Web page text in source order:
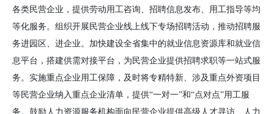
各类民营企业，提供劳动用工咨询、招聘信息发布、用工指导等均
等化服务。组织开展民营企业线上线下专场招聘活动，推动招聘服
务进园区、进企业。加快建设全省集中的就业信息资源库和就业信
息平台，搭建供需对接平台，为民营企业提供招聘求职等一站式服
务。实施重点企业用工保障，及时将专精特新、涉及重点外资项目
等民营企业纳入重点企业清单，提供“一对一”和“点对点”用工服
务。鼓励人力资源服务机构面向民营企业提供高级人才寻访、人力